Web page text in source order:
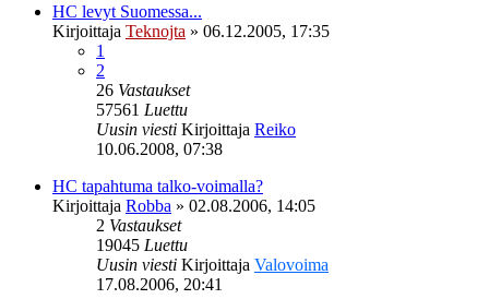
HC levyt Suomessa...
Kirjoittaja Teknojta » 06.12.2005, 17:35
1
2
26 Vastaukset
57561 Luettu
Uusin viesti Kirjoittaja Reiko
10.06.2008, 07:38
HC tapahtuma talko-voimalla?
Kirjoittaja Robba » 02.08.2006, 14:05
2 Vastaukset
19045 Luettu
Uusin viesti Kirjoittaja Valovoima
17.08.2006, 20:41